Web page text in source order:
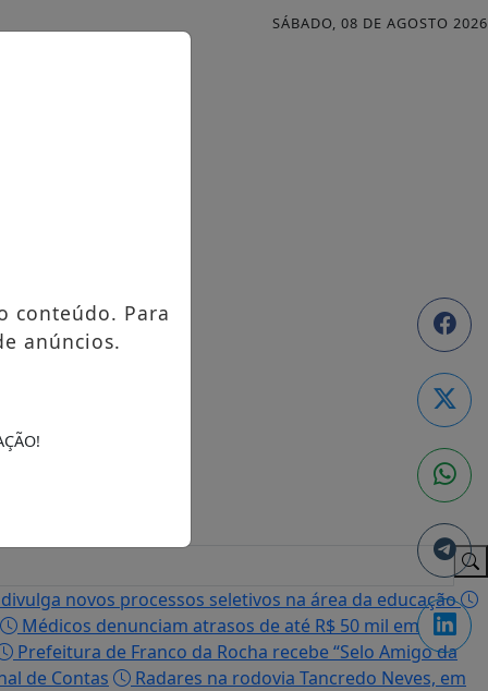
SÁBADO, 08 DE AGOSTO 2026
novos processos seletivos na área da educação
Médicos denunciam atrasos de até R$ 50 mil em
Prefeitura de Franco da Rocha recebe “Selo Amigo da
de Contas
Radares na rodovia Tancredo Neves, em
conteúdo. Para
anúncios.